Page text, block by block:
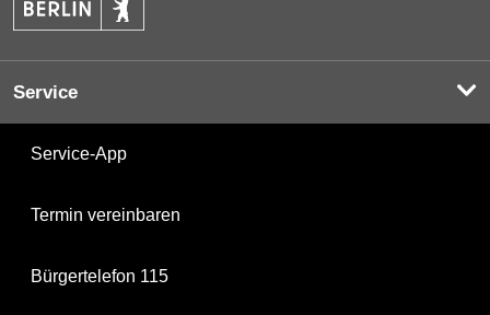
Service
Service-App
Termin vereinbaren
Bürgertelefon 115